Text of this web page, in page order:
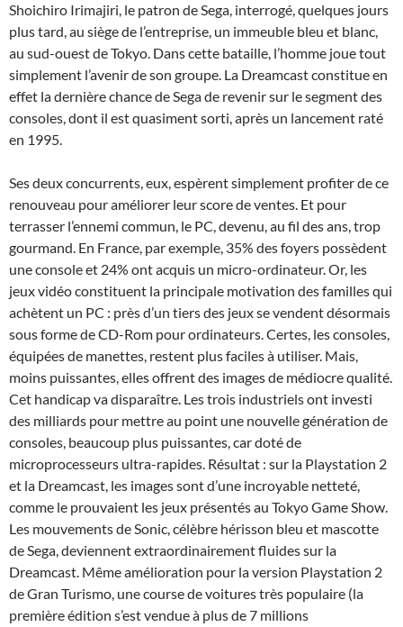
Shoichiro Irimajiri, le patron de Sega, interrogé, quelques jours
plus tard, au siège de l’entreprise, un immeuble bleu et blanc,
au sud-ouest de Tokyo. Dans cette bataille, l’homme joue tout
simplement l’avenir de son groupe. La Dreamcast constitue en
effet la dernière chance de Sega de revenir sur le segment des
consoles, dont il est quasiment sorti, après un lancement raté
en 1995.
Ses deux concurrents, eux, espèrent simplement profiter de ce
renouveau pour améliorer leur score de ventes. Et pour
terrasser l’ennemi commun, le PC, devenu, au fil des ans, trop
gourmand. En France, par exemple, 35% des foyers possèdent
une console et 24% ont acquis un micro-ordinateur. Or, les
jeux vidéo constituent la principale motivation des familles qui
achètent un PC : près d’un tiers des jeux se vendent désormais
sous forme de CD-Rom pour ordinateurs. Certes, les consoles,
équipées de manettes, restent plus faciles à utiliser. Mais,
moins puissantes, elles offrent des images de médiocre qualité.
Cet handicap va disparaître. Les trois industriels ont investi
des milliards pour mettre au point une nouvelle génération de
consoles, beaucoup plus puissantes, car doté de
microprocesseurs ultra-rapides. Résultat : sur la Playstation 2
et la Dreamcast, les images sont d’une incroyable netteté,
comme le prouvaient les jeux présentés au Tokyo Game Show.
Les mouvements de Sonic, célèbre hérisson bleu et mascotte
de Sega, deviennent extraordinairement fluides sur la
Dreamcast. Même amélioration pour la version Playstation 2
de Gran Turismo, une course de voitures très populaire (la
première édition s’est vendue à plus de 7 millions